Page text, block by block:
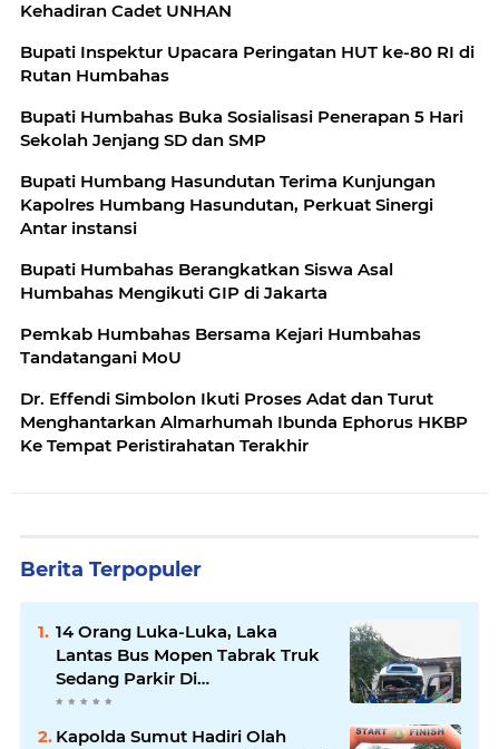
Kehadiran Cadet UNHAN
Bupati Inspektur Upacara Peringatan HUT ke-80 RI di
Rutan Humbahas
Bupati Humbahas Buka Sosialisasi Penerapan 5 Hari
Sekolah Jenjang SD dan SMP
Bupati Humbang Hasundutan Terima Kunjungan
Kapolres Humbang Hasundutan, Perkuat Sinergi
Antar instansi
Bupati Humbahas Berangkatkan Siswa Asal
Humbahas Mengikuti GIP di Jakarta
Pemkab Humbahas Bersama Kejari Humbahas
Tandatangani MoU
Dr. Effendi Simbolon Ikuti Proses Adat dan Turut
Menghantarkan Almarhumah Ibunda Ephorus HKBP
Ke Tempat Peristirahatan Terakhir
Berita Terpopuler
14 Orang Luka-Luka, Laka
Lantas Bus Mopen Tabrak Truk
Sedang Parkir Di
Siborongborong
Kapolda Sumut Hadiri Olah